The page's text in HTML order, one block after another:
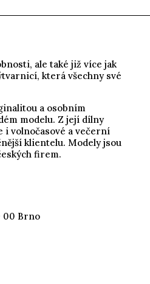
ale také již více jak
která všechny své
a osobním
modelu. Z její dílny
i volnočasové a večerní
klientelu. Modely jsou
firem.
00 Brno